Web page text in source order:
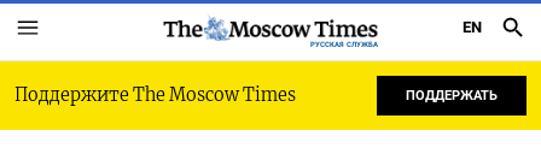
РУССКАЯ СЛУЖБА
EN
Поддержите The Moscow Times ПОДДЕРЖАТЬ